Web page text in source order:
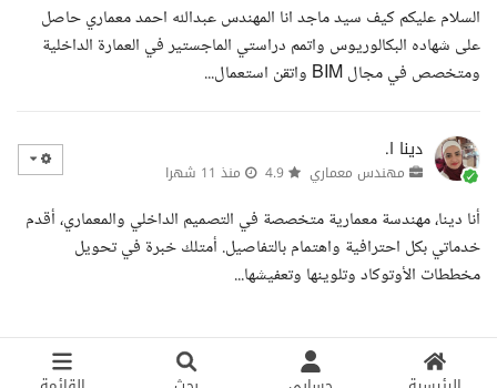
السلام عليكم كيف سيد ماجد انا المهندس عبدالله احمد معماري حاصل
على شهاده البكالوريوس واتمم دراستي الماجستير في العمارة الداخلية
ومتخصص في مجال BIM واتقن استعمال...
دينا ا.
مهندس معماري منذ 11 شهرا
أنا دينا، مهندسة معمارية متخصصة في التصميم الداخلي والمعماري، أقدم
خدماتي بكل احترافية واهتمام بالتفاصيل. أمتلك خبرة في تحويل
مخططات الأوتوكاد وتلوينها وتعفيشها...